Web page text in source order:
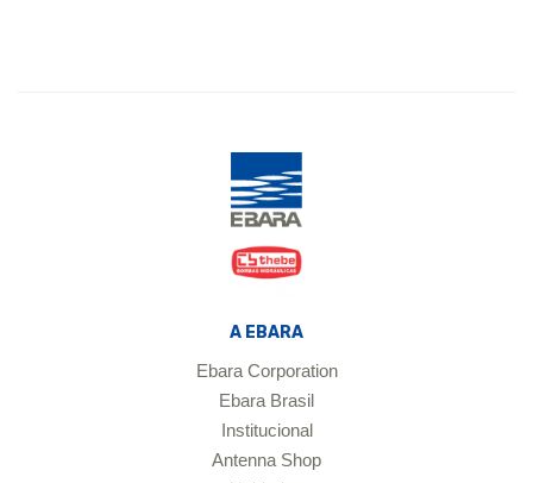
A EBARA
Ebara Corporation
Ebara Brasil
Institucional
Antenna Shop